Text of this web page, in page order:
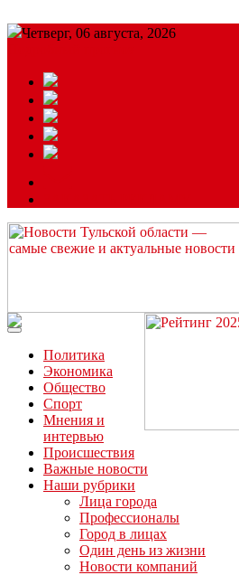
Четверг, 06 августа, 2026
Читайте последние новости дня в
“ЗаНовомосковск”
Политика
Экономика
Общество
Спорт
Мнения и
интервью
Происшествия
Важные новости
Наши рубрики
Лица города
Профессионалы
Город в лицах
Один день из жизни
Новости компаний